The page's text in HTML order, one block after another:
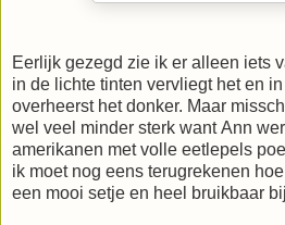
Eerlijk gezegd zie ik er alleen iets
in de lichte tinten vervliegt het en
overheerst het donker. Maar
wel veel minder sterk want Ann
amerikanen met volle eetlepels
ik moet nog eens terugrekenen
een mooi setje en heel bruikbaar